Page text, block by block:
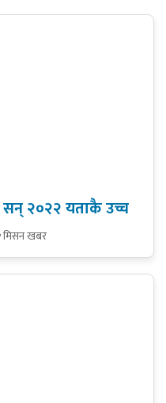
सन् २०२२ यताकै उच्च
मिसन खबर